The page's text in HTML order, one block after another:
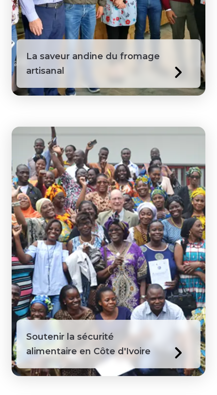
La saveur andine du fromage
artisanal
Soutenir la sécurité
alimentaire en Côte d'Ivoire